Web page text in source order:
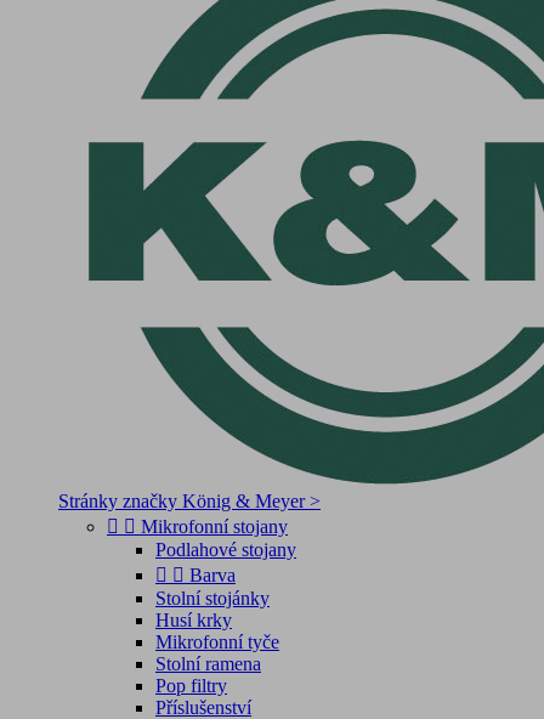
Stránky značky König & Meyer >
  Mikrofonní stojany
Podlahové stojany
  Barva
Stolní stojánky
Husí krky
Mikrofonní tyče
Stolní ramena
Pop filtry
Příslušenství